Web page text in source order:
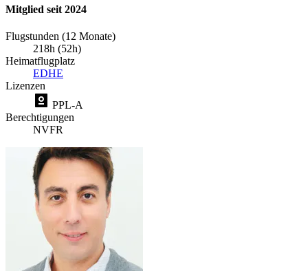
Mitglied seit 2024
Flugstunden (12 Monate)
218h (52h)
Heimatflugplatz
EDHE
Lizenzen
PPL-A
Berechtigungen
NVFR